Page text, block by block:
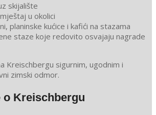
skijalište
u okolici
planinske kućice i kafići na stazama
staze koje redovito osvajaju nagrade
Kreischbergu sigurnim, ugodnim i
zimski odmor.
o Kreischbergu